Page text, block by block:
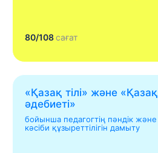
80/108сағат
«Қазақ тілі» жəне «Қазақ
əдебиеті»
бойынша педагогтің пәндік және
кәсіби құзыреттілігін дамыту